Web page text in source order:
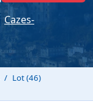
Cazes-
Lot (46)